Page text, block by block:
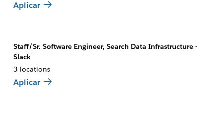
Aplicar
Staff/Sr. Software Engineer, Search Data Infrastructure -
Slack
3 locations
Aplicar